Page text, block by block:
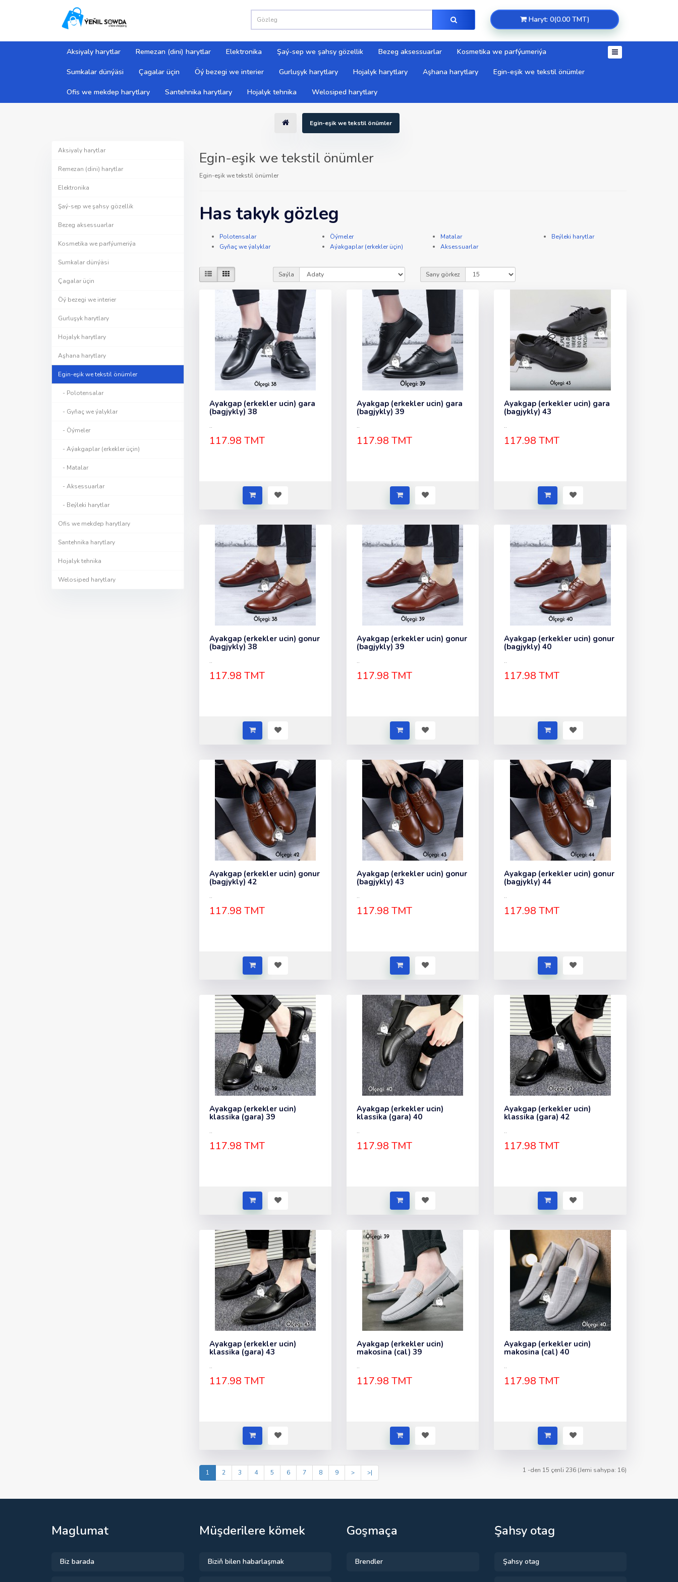
Haryt: 0(0.00 TMT)
Aksiyaly harytlar Remezan (dini) harytlar Elektronika Şaý-sep we şahsy gözellik Bezeg aksessuarlar Kosmetika we parfýumeriýa
Sumkalar dünýäsi Çagalar üçin Öý bezegi we interier Gurluşyk harytlary Hojalyk harytlary Aşhana harytlary Egin-eşik we tekstil önümler
Ofis we mekdep harytlary Santehnika harytlary Hojalyk tehnika Welosiped harytlary
Egin-eşik we tekstil önümler
Aksiyaly harytlar
Remezan (dini) harytlar
Elektronika
Şaý-sep we şahsy gözellik
Bezeg aksessuarlar
Kosmetika we parfýumeriýa
Sumkalar dünýäsi
Çagalar üçin
Öý bezegi we interier
Gurluşyk harytlary
Hojalyk harytlary
Aşhana harytlary
Egin-eşik we tekstil önümler
- Polotensalar
- Gyňaç we ýalyklar
- Öýmeler
- Aýakgaplar (erkekler üçin)
- Matalar
- Aksessuarlar
- Beýleki harytlar
Ofis we mekdep harytlary
Santehnika harytlary
Hojalyk tehnika
Welosiped harytlary
Egin-eşik we tekstil önümler
Egin-eşik we tekstil önümler
Has takyk gözleg
Polotensalar
Gyňaç we ýalyklar
Öýmeler
Aýakgaplar (erkekler üçin)
Matalar
Aksessuarlar
Beýleki harytlar
Saýla Sany görkez
Ayakgap (erkekler ucin) gara
(bagjykly) 38
..
117.98 TMT
Ayakgap (erkekler ucin) gara
(bagjykly) 39
..
117.98 TMT
Ayakgap (erkekler ucin) gara
(bagjykly) 43
..
117.98 TMT
Ayakgap (erkekler ucin) gonur
(bagjykly) 38
..
117.98 TMT
Ayakgap (erkekler ucin) gonur
(bagjykly) 39
..
117.98 TMT
Ayakgap (erkekler ucin) gonur
(bagjykly) 40
..
117.98 TMT
Ayakgap (erkekler ucin) gonur
(bagjykly) 42
..
117.98 TMT
Ayakgap (erkekler ucin) gonur
(bagjykly) 43
..
117.98 TMT
Ayakgap (erkekler ucin) gonur
(bagjykly) 44
..
117.98 TMT
Ayakgap (erkekler ucin)
klassika (gara) 39
..
117.98 TMT
Ayakgap (erkekler ucin)
klassika (gara) 40
..
117.98 TMT
Ayakgap (erkekler ucin)
klassika (gara) 42
..
117.98 TMT
Ayakgap (erkekler ucin)
klassika (gara) 43
..
117.98 TMT
Ayakgap (erkekler ucin)
makosina (cal) 39
..
117.98 TMT
Ayakgap (erkekler ucin)
makosina (cal) 40
..
117.98 TMT
1 2 3 4 5 6 7 8 9 > >| 1 -den 15 çenli 236 (Jemi sahypa: 16)
Maglumat
Biz barada
Müşderilere kömek
Biziň bilen habarlaşmak
Goşmaça
Brendler
Şahsy otag
Şahsy otag